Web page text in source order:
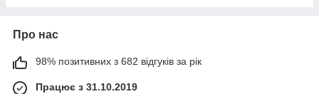
Про нас
98% позитивних з 682 відгуків за рік
Працює з 31.10.2019